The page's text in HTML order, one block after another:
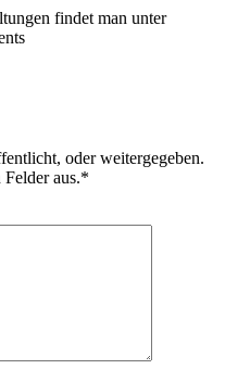
findet man unter
oder weitergegeben.
aus.*